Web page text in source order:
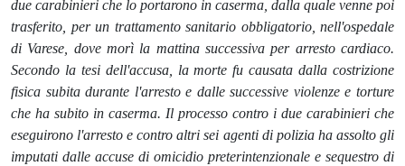
due carabinieri che lo portarono in caserma, dalla quale venne poi
trasferito, per un trattamento sanitario obbligatorio, nell'ospedale
di Varese, dove morì la mattina successiva per arresto cardiaco.
Secondo la tesi dell'accusa, la morte fu causata dalla costrizione
fisica subita durante l'arresto e dalle successive violenze e torture
che ha subito in caserma. Il processo contro i due carabinieri che
eseguirono l'arresto e contro altri sei agenti di polizia ha assolto gli
imputati dalle accuse di omicidio preterintenzionale e sequestro di